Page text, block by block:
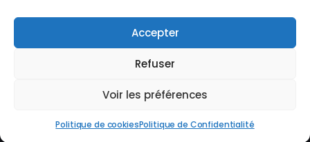
Accepter
Refuser
Voir les préférences
Politique de cookiesPolitique de Confidentialité
Frères – BP 469 - 98012 MONACO Cedex
Copyright © 2024 – Tous droits réservés – Site réalisé par
Webbycom
, agence de communication au Thor (84)